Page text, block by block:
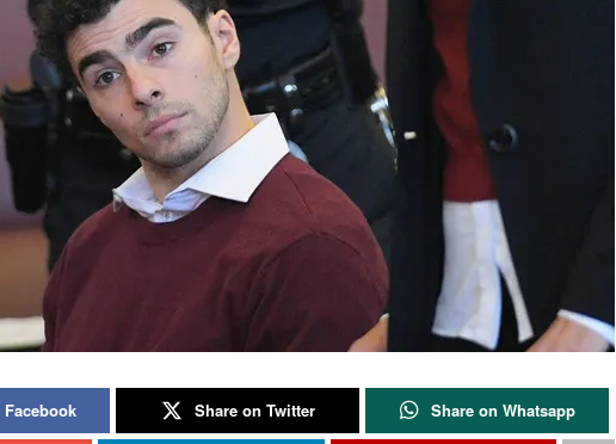
Share on Twitter Share on Whatsapp